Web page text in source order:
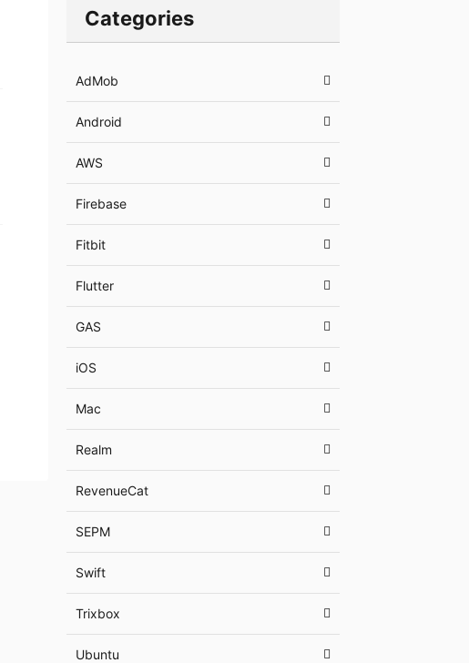
Categories
AdMob
Android
AWS
Firebase
Fitbit
Flutter
GAS
iOS
Mac
Realm
RevenueCat
SEPM
Swift
Trixbox
Ubuntu